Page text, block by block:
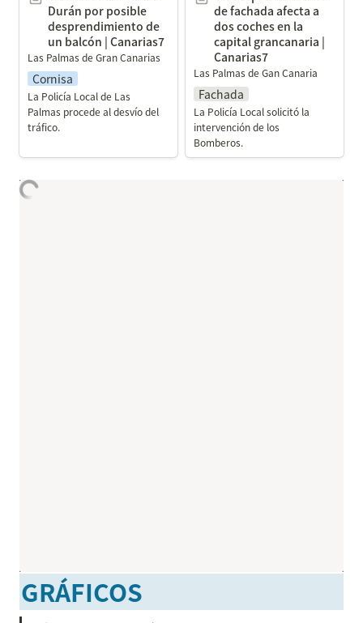
Durán por posible
desprendimiento de
un balcón | Canarias7
Las Palmas de Gran Canarias
Cornisa
La Policía Local de Las
Palmas procede al desvío del
tráfico.
de fachada afecta a
dos coches en la
capital grancanaria |
Canarias7
Las Palmas de Gan Canaria
Fachada
La Policía Local solicitó la
intervención de los
Bomberos.
GRÁFICOS